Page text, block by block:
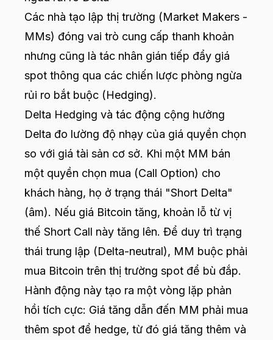
Các nhà tạo lập thị trường (Market Makers -
MMs) đóng vai trò cung cấp thanh khoản
nhưng cũng là tác nhân gián tiếp đẩy giá
spot thông qua các chiến lược phòng ngừa
rủi ro bắt buộc (Hedging).
Delta Hedging và tác động cộng hưởng
Delta đo lường độ nhạy của giá quyền chọn
so với giá tài sản cơ sở. Khi một MM bán
một quyền chọn mua (Call Option) cho
khách hàng, họ ở trạng thái "Short Delta"
(âm). Nếu giá Bitcoin tăng, khoản lỗ từ vị
thế Short Call này tăng lên. Để duy trì trạng
thái trung lập (Delta-neutral), MM buộc phải
mua Bitcoin trên thị trường spot để bù đắp.
Hành động này tạo ra một vòng lặp phản
hồi tích cực: Giá tăng dẫn đến MM phải mua
thêm spot để hedge, từ đó giá tăng thêm và